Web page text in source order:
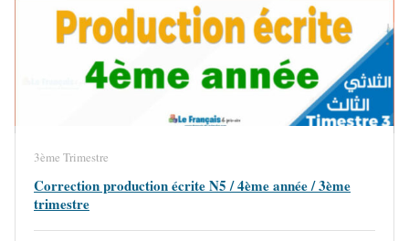
3ème Trimestre
Correction production écrite N5 / 4ème année / 3ème
trimestre